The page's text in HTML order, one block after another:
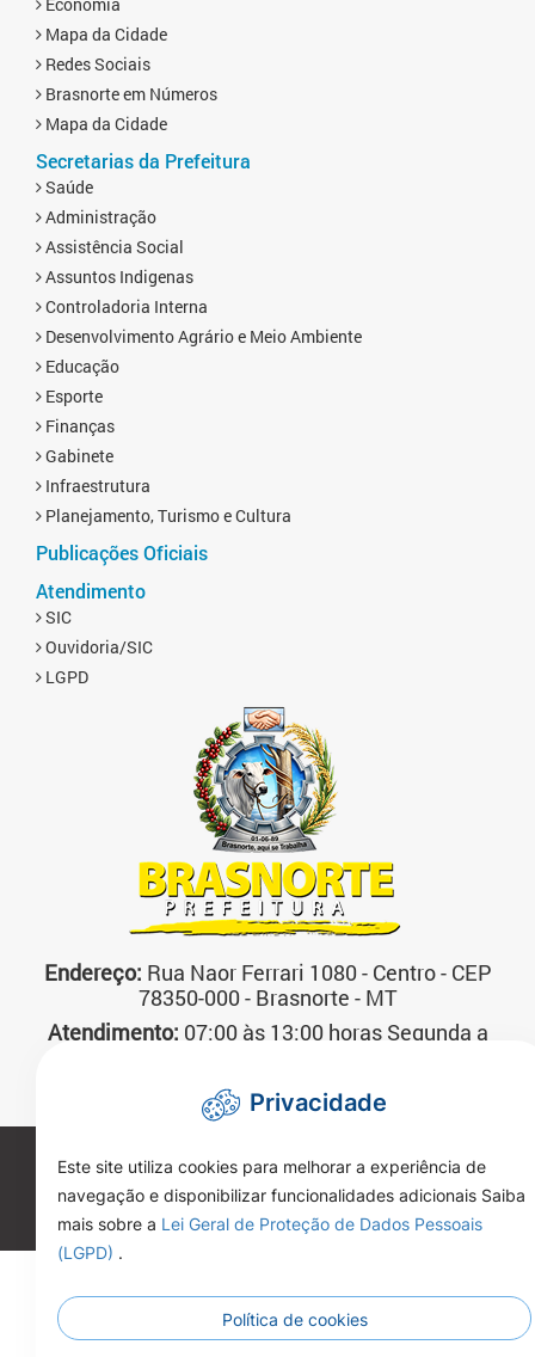
Mapa da Cidade
Redes Sociais
Brasnorte em Números
Mapa da Cidade
Secretarias da Prefeitura
Saúde
Administração
Assistência Social
Assuntos Indigenas
Controladoria Interna
Desenvolvimento Agrário e Meio Ambiente
Educação
Esporte
Finanças
Gabinete
Infraestrutura
Planejamento, Turismo e Cultura
Publicações Oficiais
Atendimento
SIC
Ouvidoria/SIC
LGPD
Endereço: Rua Naor Ferrari 1080 - Centro - CEP
78350-000 - Brasnorte - MT
Atendimento: 07:00 às 13:00 horas Segunda a
Telefone: (66)3592-3200
Copyright 2026. Todos os direitos reservados.
Privacidade
Este site utiliza cookies para melhorar a experiência de
navegação e disponibilizar funcionalidades adicionais Saiba
mais sobre a Lei Geral de Proteção de Dados Pessoais
(LGPD) .
Política de cookies